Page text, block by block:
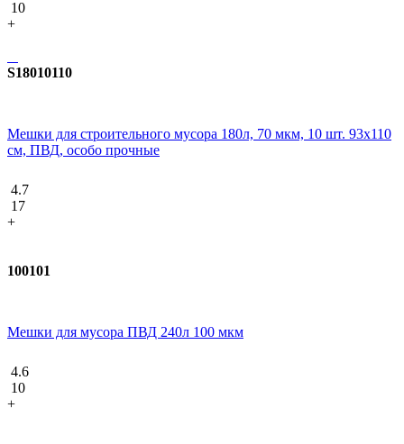
10
+
S18010110
Мешки для строительного мусора 180л, 70 мкм, 10 шт. 93х110
см, ПВД, особо прочные
4.7
17
+
100101
Мешки для мусора ПВД 240л 100 мкм
4.6
10
+